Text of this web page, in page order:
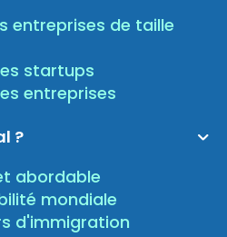
entreprises de taille
startups
entreprises
?
abordable
mondiale
d'immigration